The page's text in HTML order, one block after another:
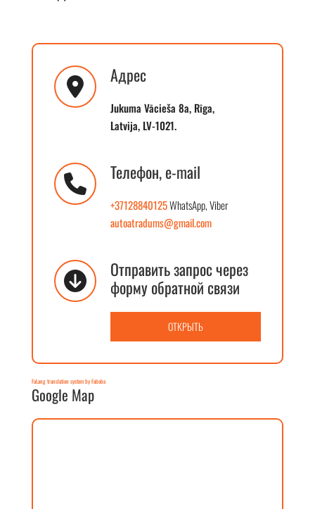
Адрес
Jukuma Vācieša 8a, Rīga,
Latvija, LV-1021.
Телефон, e-mail
+37128840125WhatsApp, Viber
autoatradums@gmail.com
Отправить запрос через
форму обратной связи
ОТКРЫТЬ
FaLang translation system by Faboba
Google Map